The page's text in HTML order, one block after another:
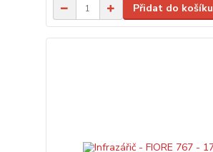
Přidat do košíku